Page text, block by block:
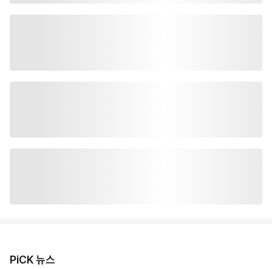
PiCK 뉴스